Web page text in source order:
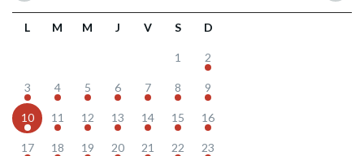
L M M J V S D
1 2
3 4 5 6 7 8 9
10 11 12 13 14 15 16
17 18 19 20 21 22 23